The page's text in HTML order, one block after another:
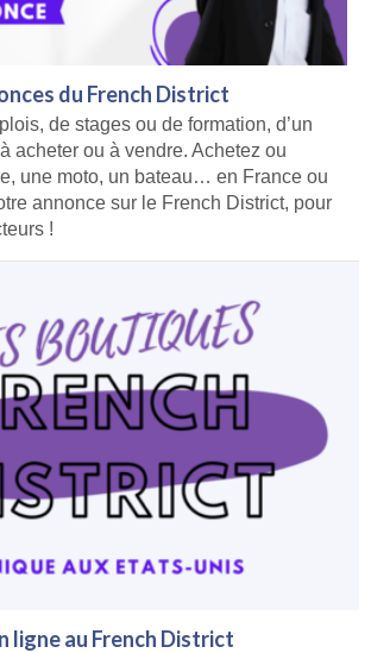
du French District
de stages ou de formation, d’un
acheter ou à vendre. Achetez ou
une moto, un bateau… en France ou
annonce sur le French District, pour
!
ligne au French District